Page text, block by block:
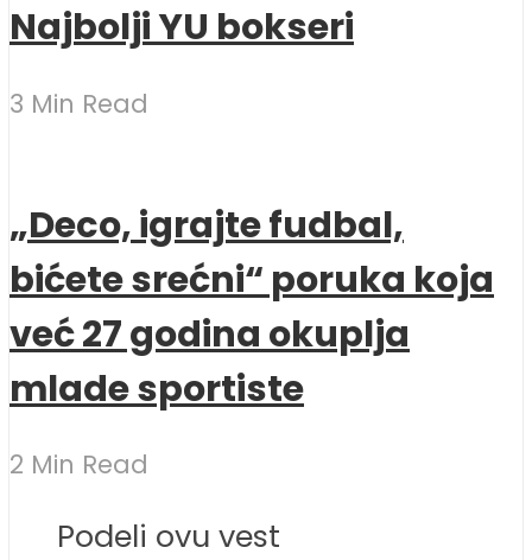
Najbolji YU bokseri
3 Min Read
„Deco, igrajte fudbal,
bićete srećni“ poruka koja
već 27 godina okuplja
mlade sportiste
2 Min Read
Podeli ovu vest